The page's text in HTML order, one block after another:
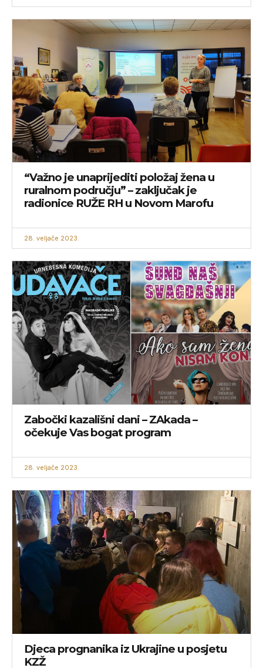
“Važno je unaprijediti položaj žena u
ruralnom području” – zaključak je
radionice RUŽE RH u Novom Marofu
28. veljače 2023.
Zabočki kazališni dani – ZAkada –
očekuje Vas bogat program
28. veljače 2023.
Djeca prognanika iz Ukrajine u posjetu
KZŽ